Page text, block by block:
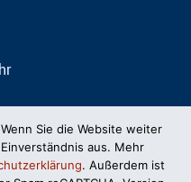
Sie die Website weiter
aus. Mehr
. Außerdem ist